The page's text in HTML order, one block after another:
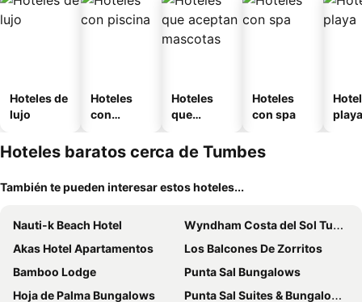
Hoteles de
lujo
Hoteles
con
Hoteles
que
mascotas
Hoteles
con spa
playa
Hoteles baratos cerca de Tumbes
También te pueden interesar estos hoteles...
Nauti-k Beach Hotel
Wyndham Costa del Sol Tumbes
Akas Hotel Apartamentos
Los Balcones De Zorritos
Bamboo Lodge
Punta Sal Bungalows
Hoja de Palma Bungalows
Punta Sal Suites & Bungalows Resort